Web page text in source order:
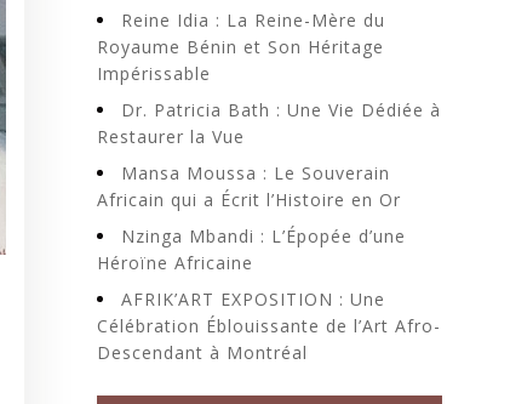
Reine Idia : La Reine-Mère du
Royaume Bénin et Son Héritage
Impérissable
Dr. Patricia Bath : Une Vie Dédiée à
Restaurer la Vue
Mansa Moussa : Le Souverain
Africain qui a Écrit l’Histoire en Or
Nzinga Mbandi : L’Épopée d’une
Héroïne Africaine
AFRIK’ART EXPOSITION : Une
Célébration Éblouissante de l’Art Afro-
Descendant à Montréal